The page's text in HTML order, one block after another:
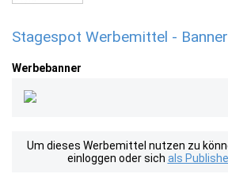
Stagespot Werbemittel -
Werbebanner
Um dieses Werbemittel nutzen zu
einloggen oder sich als